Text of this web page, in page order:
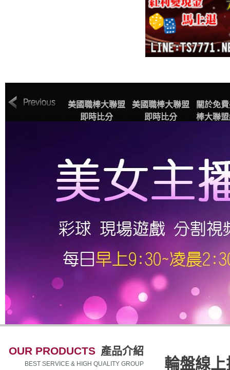
MLB美國職棒大
美國職棒大聯盟
即時比分
美國職棒大聯盟
即時比分
關於免
棒大聯
OUR PRODUCTS 產品介紹
BEST SERVICE & HIGH QUALITY GROUP 輪盤線